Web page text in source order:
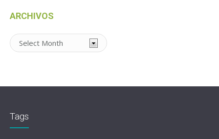
ARCHIVOS
Archivos
Tags